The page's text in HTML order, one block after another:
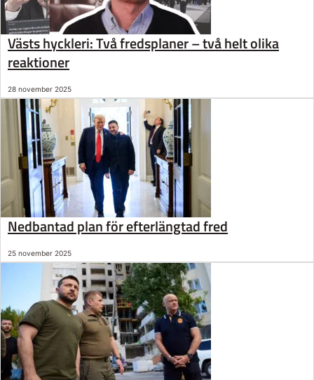
Västs hyckleri: Två fredsplaner – två helt olika
reaktioner
28 november 2025
Nedbantad plan för efterlängtad fred
25 november 2025